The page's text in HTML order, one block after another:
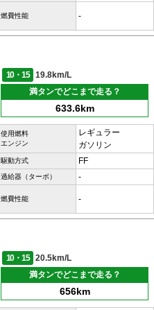
燃費性能 -
10・15
19.8km/L
満タンでどこまで走る？
633.6km
使用燃料
エンジン
レギュラー
ガソリン
駆動方式 FF
過給器（ターボ） -
燃費性能 -
10・15
20.5km/L
満タンでどこまで走る？
656km